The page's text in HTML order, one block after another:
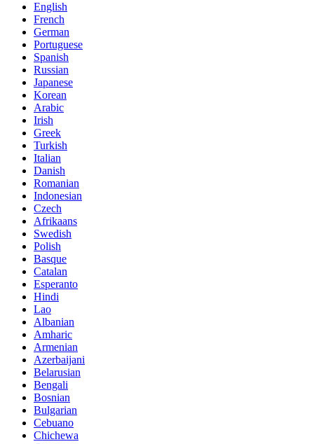
English
French
German
Portuguese
Spanish
Russian
Japanese
Korean
Arabic
Irish
Greek
Turkish
Italian
Danish
Romanian
Indonesian
Czech
Afrikaans
Swedish
Polish
Basque
Catalan
Esperanto
Hindi
Lao
Albanian
Amharic
Armenian
Azerbaijani
Belarusian
Bengali
Bosnian
Bulgarian
Cebuano
Chichewa